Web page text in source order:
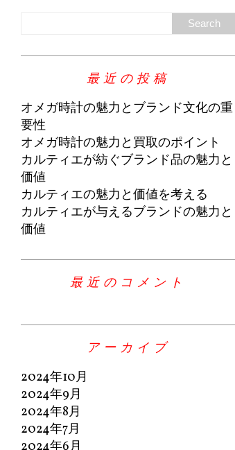
最近の投稿
オメガ時計の魅力とブランド文化の重
要性
オメガ時計の魅力と買取のポイント
カルティエが紡ぐブランド品の魅力と
価値
カルティエの魅力と価値を考える
カルティエが与えるブランドの魅力と
価値
最近のコメント
アーカイブ
2024年10月
2024年9月
2024年8月
2024年7月